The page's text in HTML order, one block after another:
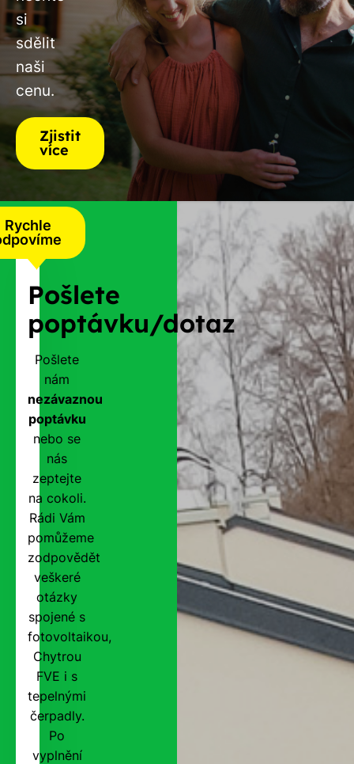
si
sdělit
naši
cenu.
Zjistit
více
Rychle
Pošlete
poptávku/dotaz
Pošlete
nám
nezávaznou
poptávku
nebo se
nás
zeptejte
na cokoli.
Rádi Vám
pomůžeme
zodpovědět
veškeré
otázky
spojené s
fotovoltaikou,
Chytrou
FVE i s
tepelnými
čerpadly.
Po
vyplnění